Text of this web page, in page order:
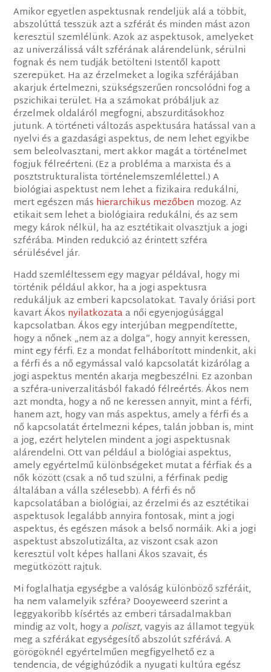
Amikor egyetlen aspektusnak rendeljük alá a többit,
abszolúttá tesszük azt a szférát és minden mást azon
keresztül szemlélünk. Azok az aspektusok, amelyeket
az univerzálissá vált szférának alárendelünk, sérülni
fognak és nem tudják betölteni Istentől kapott
szerepüket. Ha az érzelmeket a logika szférájában
akarjuk értelmezni, szükségszerűen roncsolódni fog a
pszichikai terület. Ha a számokat próbáljuk az
érzelmek oldaláról megfogni, abszurditásokhoz
jutunk. A történeti változás aspektusára hatással van a
nyelvi és a gazdasági aspektus, de nem lehet egyikbe
sem beleolvasztani, mert akkor magát a történelmet
fogjuk félreérteni. (Ez a probléma a marxista és a
posztstrukturalista történelemszemlélettel.) A
biológiai aspektust nem lehet a fizikaira redukálni,
mert egészen más hierarchikus mezőben mozog. Az
etikait sem lehet a biológiaira redukálni, és az sem
megy károk nélkül, ha az esztétikait olvasztjuk a jogi
szférába. Minden redukció az érintett szféra
sérülésével jár.
Hadd szemléltessem egy magyar példával, hogy mi
történik például akkor, ha a jogi aspektusra
redukáljuk az emberi kapcsolatokat. Tavaly óriási port
kavart Ákos nyilatkozataa női egyenjogúsággal
kapcsolatban. Ákos egy interjúban megpendítette,
hogy a nőnek „nem az a dolga”, hogy annyit keressen,
mint egy férfi. Ez a mondat felháborított mindenkit, aki
a férfi és a nő egymással való kapcsolatát kizárólag a
jogi aspektus mentén akarja megbeszélni. Ez azonban
a szféra-univerzalitásból fakadó félreértés. Ákos nem
azt mondta, hogy a nő ne keressen annyit, mint a férfi,
hanem azt, hogy van más aspektus, amely a férfi és a
nő kapcsolatát értelmezni képes, talán jobban is, mint
a jog, ezért helytelen mindent a jogi aspektusnak
alárendelni. Ott van például a biológiai aspektus,
amely egyértelmű különbségeket mutat a férfiak és a
nők között (csak a nő tud szülni, a férfinak pedig
általában a válla szélesebb). A férfi és nő
kapcsolatában a biológiai, az érzelmi és az esztétikai
aspektusok legalább annyira fontosak, mint a jogi
aspektus, és egészen mások a belső normáik. Aki a jogi
aspektust abszolutizálta, az viszont csak azon
keresztül volt képes hallani Ákos szavait, és
megütközött rajtuk.
Mi foglalhatja egységbe a valóság különböző szféráit,
ha nem valamelyik szféra? Dooyeweerd szerint a
leggyakoribb kísértés az emberi társadalmakban
mindig az volt, hogy apoliszt, vagyis az államot tegyük
meg a szférákat egységesítő abszolút szférává. A
görögöknél egyértelműen megfigyelhető ez a
tendencia, de végighúzódik a nyugati kultúra egész